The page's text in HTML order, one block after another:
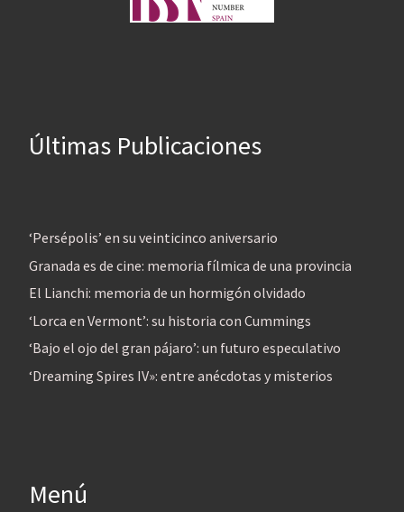
Últimas Publicaciones
‘Persépolis’ en su veinticinco aniversario
Granada es de cine: memoria fílmica de una provincia
El Lianchi: memoria de un hormigón olvidado
‘Lorca en Vermont’: su historia con Cummings
‘Bajo el ojo del gran pájaro’: un futuro especulativo
‘Dreaming Spires IV»: entre anécdotas y misterios
Menú